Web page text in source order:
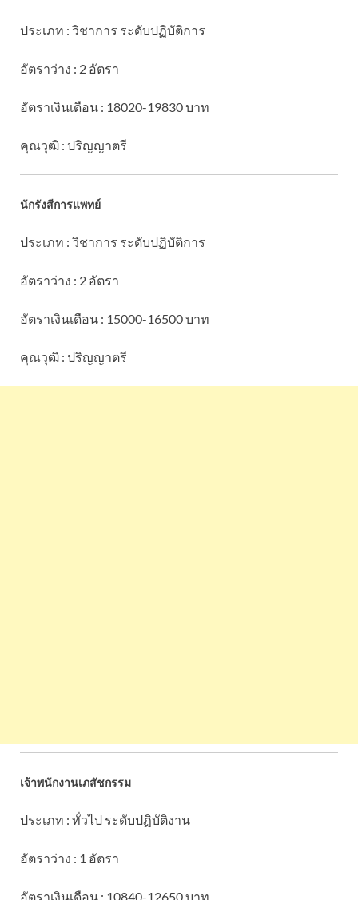
ประเภท : วิชาการ ระดับปฏิบัติการ
อัตราว่าง : 2 อัตรา
อัตราเงินเดือน : 18020-19830 บาท
คุณวุฒิ : ปริญญาตรี
นักรังสีการแพทย์
ประเภท : วิชาการ ระดับปฏิบัติการ
อัตราว่าง : 2 อัตรา
อัตราเงินเดือน : 15000-16500 บาท
คุณวุฒิ : ปริญญาตรี
เจ้าพนักงานเภสัชกรรม
ประเภท : ทั่วไป ระดับปฏิบัติงาน
อัตราว่าง : 1 อัตรา
อัตราเงินเดือน : 10840-12650 บาท